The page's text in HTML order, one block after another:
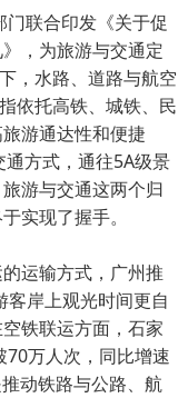
联合印发《关于促
，为旅游与交通定
，水路、道路与航空
依托高铁、城铁、民
游通达性和便捷
方式，通往5A级景
游与交通这两个归
实现了握手。
运输方式，广州推
客岸上观光时间更自
铁联运方面，石家
万人次，同比增速
动铁路与公路、航